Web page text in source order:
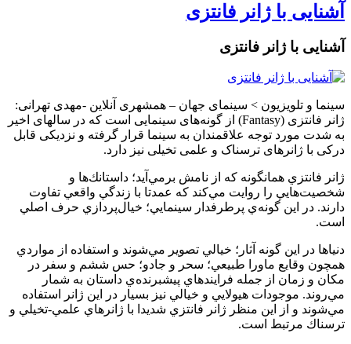
آشنایی با ژانر فانتزی
آشنایی با ژانر فانتزی
سینما و تلویزیون > سینمای‌ جهان – همشهری آنلاین -مهدی تهرانی:
ژانر فانتزی (Fantasy) از گونه‌های سینمایی است که در سالهای اخیر
به شدت مورد توجه علاقمندان به سینما قرار گرفته و نزدیکی قابل
درکی با ژانرهای ترسناک و علمی تخیلی نیز دارد.
ژانر فانتزي همانگونه كه از نامش برمي‌آيد؛ داستانك‌ها و
شخصيت‌هايي را روايت مي‌كند كه عمدتا با زندگي واقعي تفاوت
دارند. در اين گونه‌ي پرطرفدار سينمايي؛ خيال‌پردازي حرف اصلي
است.
دنياها در اين گونه آثار؛ خيالي تصوير مي‌شوند و استفاده از مواردي
همچون وقايع ماورا طبيعي؛ سحر و جادو؛ حس ششم و سفر در
مكان و زمان از جمله فرايندهاي پيشبرنده‌ي داستان به شمار
مي‌روند. موجودات هيولايي و خيالي نيز بسيار در اين ژانر استفاده
مي‌شوند و از اين منظر ژانر فانتزي شديدا با ژانرهاي علمي-تخيلي و
ترسناك مرتبط است.